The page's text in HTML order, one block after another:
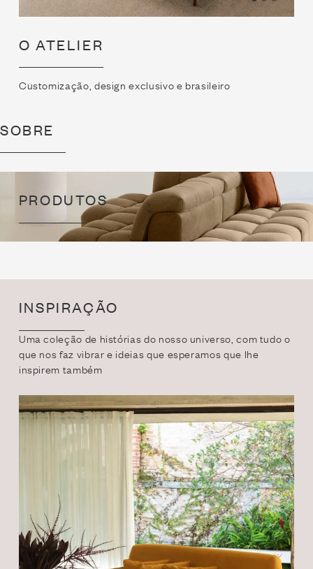
O ATELIER
Customização, design exclusivo e brasileiro
SOBRE
PRODUTOS
INSPIRAÇÃO
Uma coleção de histórias do nosso universo, com tudo o
que nos faz vibrar e ideias que esperamos que lhe
inspirem também